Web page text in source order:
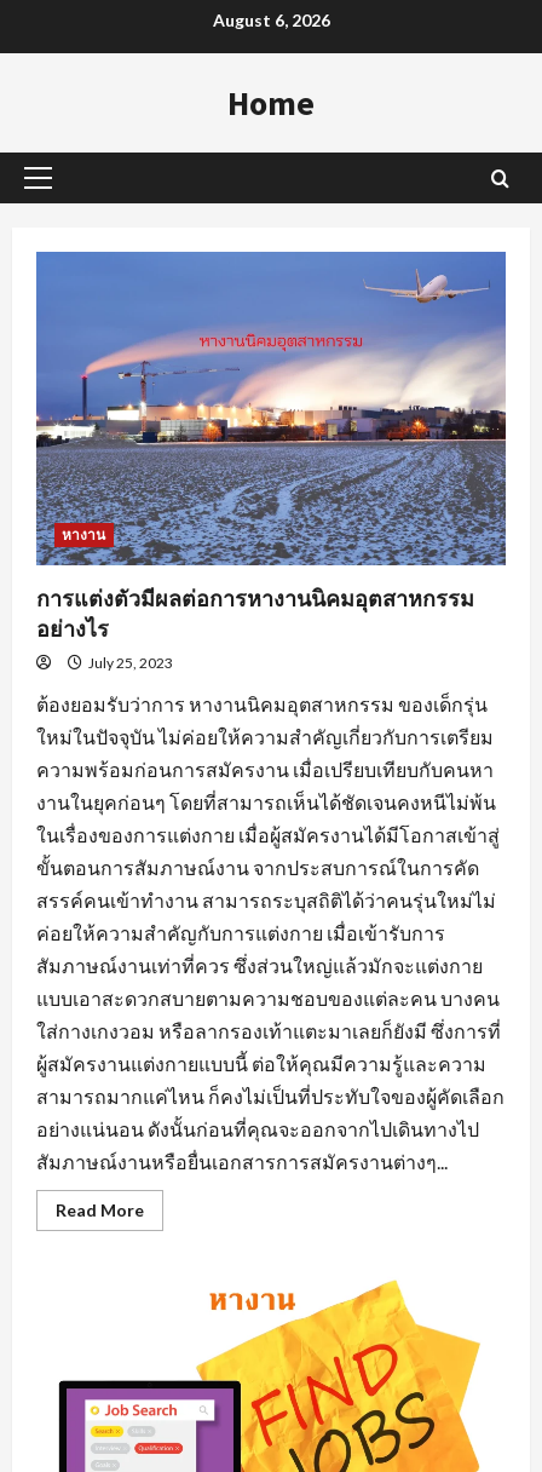
to
August 6, 2026
Home
Primary
หางาน
การแต่งตัวมีผลต่อการหางานนิคมอุตสาหกรรม
อย่างไร
July 25, 2023
ต้องยอมรับว่าการ หางานนิคมอุตสาหกรรม ของเด็กรุ่น
ใหม่ในปัจจุบัน ไม่ค่อยให้ความสำคัญเกี่ยวกับการเตรียม
ความพร้อมก่อนการสมัครงาน เมื่อเปรียบเทียบกับคนหา
งานในยุคก่อนๆ โดยที่สามารถเห็นได้ชัดเจนคงหนีไม่พ้น
ในเรื่องของการแต่งกาย เมื่อผู้สมัครงานได้มีโอกาสเข้าสู่
ขั้นตอนการสัมภาษณ์งาน จากประสบการณ์ในการคัด
สรรค์คนเข้าทำงาน สามารถระบุสถิติได้ว่าคนรุ่นใหม่ไม่
ค่อยให้ความสำคัญกับการแต่งกาย เมื่อเข้ารับการ
สัมภาษณ์งานเท่าที่ควร ซึ่งส่วนใหญ่แล้วมักจะแต่งกาย
แบบเอาสะดวกสบายตามความชอบของแต่ละคน บางคน
ใส่กางเกงวอม หรือลากรองเท้าแตะมาเลยก็ยังมี ซึ่งการที่
ผู้สมัครงานแต่งกายแบบนี้ ต่อให้คุณมีความรู้และความ
สามารถมากแค่ไหน ก็คงไม่เป็นที่ประทับใจของผู้คัดเลือก
อย่างแน่นอน ดังนั้นก่อนที่คุณจะออกจากไปเดินทางไป
สัมภาษณ์งานหรือยื่นเอกสารการสมัครงานต่างๆ...
Read MoreRead
more
หา
งาน
นิคม
อุตสาหกรรม
อย่างไร